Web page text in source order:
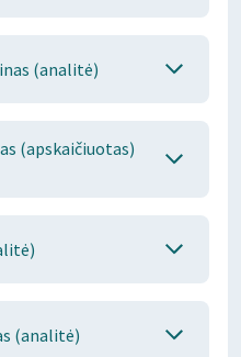
(analitė)
(apskaičiuotas)
(analitė)